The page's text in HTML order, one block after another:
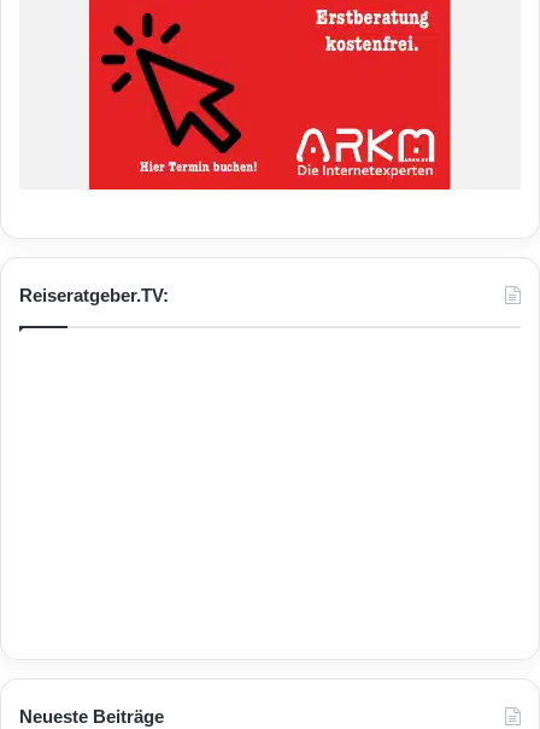
Reiseratgeber.TV:
Neueste Beiträge